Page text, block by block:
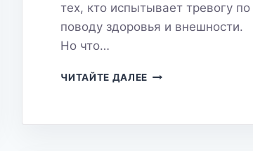
тех, кто испытывает тревогу по
поводу здоровья и внешности.
Но что…
ЧИТАЙТЕ ДАЛЕЕ СОН